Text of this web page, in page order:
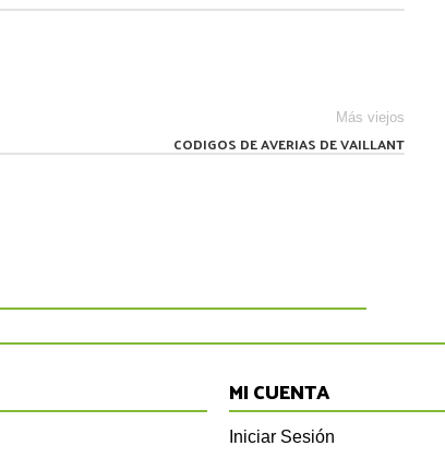
Más viejos
CODIGOS DE AVERIAS DE VAILLANT
MI CUENTA
Iniciar Sesión